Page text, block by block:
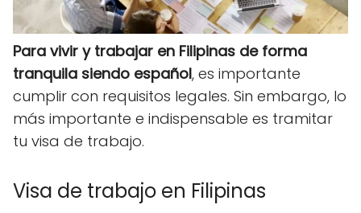
Para vivir y trabajar en Filipinas de forma
tranquila siendo español, es importante
cumplir con requisitos legales. Sin embargo, lo
más importante e indispensable es tramitar
tu visa de trabajo.
Visa de trabajo en Filipinas